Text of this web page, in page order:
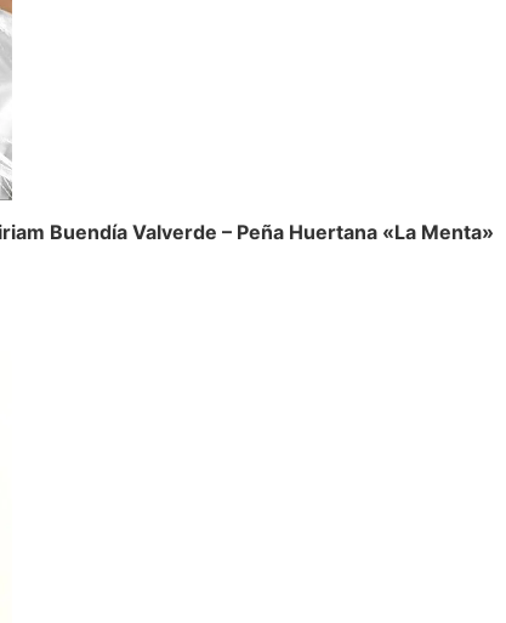
Buendía Valverde – Peña Huertana «La Menta»